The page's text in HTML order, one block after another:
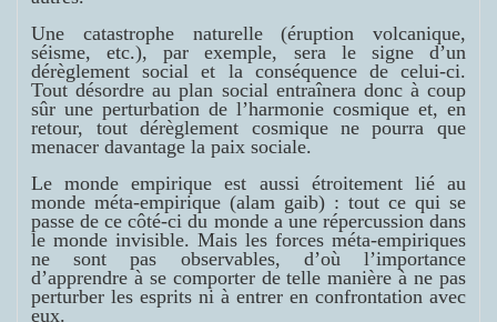
Une catastrophe naturelle (éruption volcanique,
séisme, etc.), par exemple, sera le signe d’un
dérèglement social et la conséquence de celui-ci.
Tout désordre au plan social entraînera donc à coup
sûr une perturbation de l’harmonie cosmique et, en
retour, tout dérèglement cosmique ne pourra que
menacer davantage la paix sociale.
Le monde empirique est aussi étroitement lié au
monde méta-empirique (alam gaib) : tout ce qui se
passe de ce côté-ci du monde a une répercussion dans
le monde invisible. Mais les forces méta-empiriques
ne sont pas observables, d’où l’importance
d’apprendre à se comporter de telle manière à ne pas
perturber les esprits ni à entrer en confrontation avec
eux.